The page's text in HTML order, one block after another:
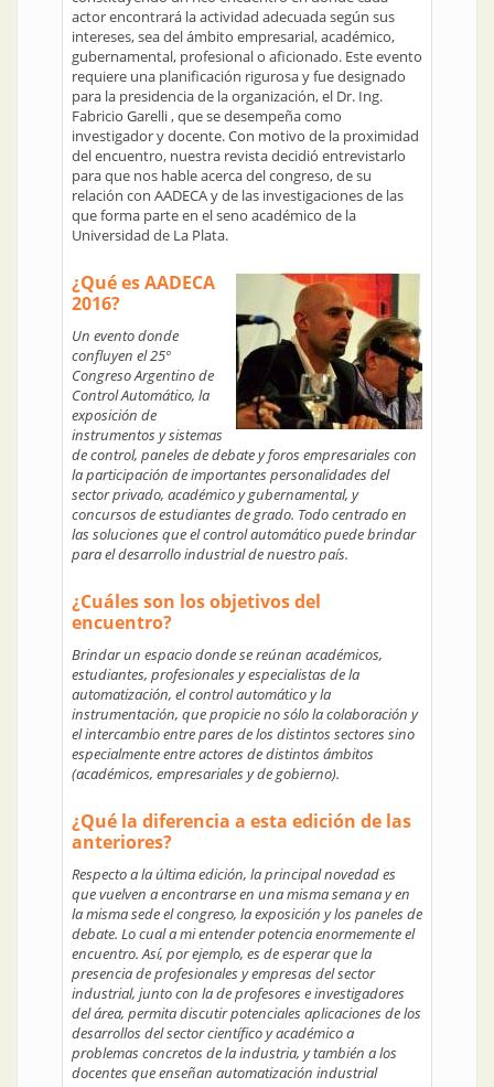
actor encontrará la actividad adecuada según sus
intereses, sea del ámbito empresarial, académico,
gubernamental, profesional o aficionado. Este evento
requiere una planificación rigurosa y fue designado
para la presidencia de la organización, el Dr. Ing.
Fabricio Garelli , que se desempeña como
investigador y docente. Con motivo de la proximidad
del encuentro, nuestra revista decidió entrevistarlo
para que nos hable acerca del congreso, de su
relación con AADECA y de las investigaciones de las
que forma parte en el seno académico de la
Universidad de La Plata.
¿Qué es AADECA
2016?
Un evento donde
confluyen el 25º
Congreso Argentino de
Control Automático, la
exposición de
instrumentos y sistemas
de control, paneles de debate y foros empresariales con
la participación de importantes personalidades del
sector privado, académico y gubernamental, y
concursos de estudiantes de grado. Todo centrado en
las soluciones que el control automático puede brindar
para el desarrollo industrial de nuestro país.
¿Cuáles son los objetivos del
encuentro?
Brindar un espacio donde se reúnan académicos,
estudiantes, profesionales y especialistas de la
automatización, el control automático y la
instrumentación, que propicie no sólo la colaboración y
el intercambio entre pares de los distintos sectores sino
especialmente entre actores de distintos ámbitos
(académicos, empresariales y de gobierno).
¿Qué la diferencia a esta edición de las
anteriores?
Respecto a la última edición, la principal novedad es
que vuelven a encontrarse en una misma semana y en
la misma sede el congreso, la exposición y los paneles de
debate. Lo cual a mi entender potencia enormemente el
encuentro. Así, por ejemplo, es de esperar que la
presencia de profesionales y empresas del sector
industrial, junto con la de profesores e investigadores
del área, permita discutir potenciales aplicaciones de los
desarrollos del sector científico y académico a
problemas concretos de la industria, y también a los
docentes que enseñan automatización industrial